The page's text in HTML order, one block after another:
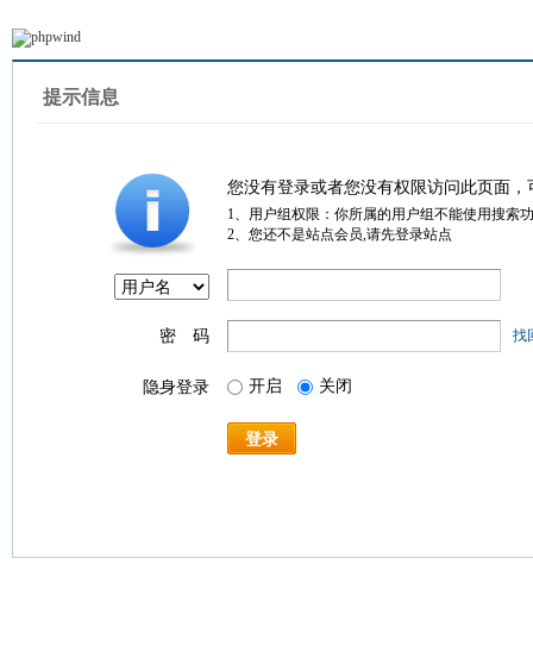
提示信息
您没有登录或者您没有权限访问此页面
1、用户组权限：你所属的用户组不能使用搜索
2、您还不是站点会员,请先登录站点
密 码 找
隐身登录 开启 关闭
登录